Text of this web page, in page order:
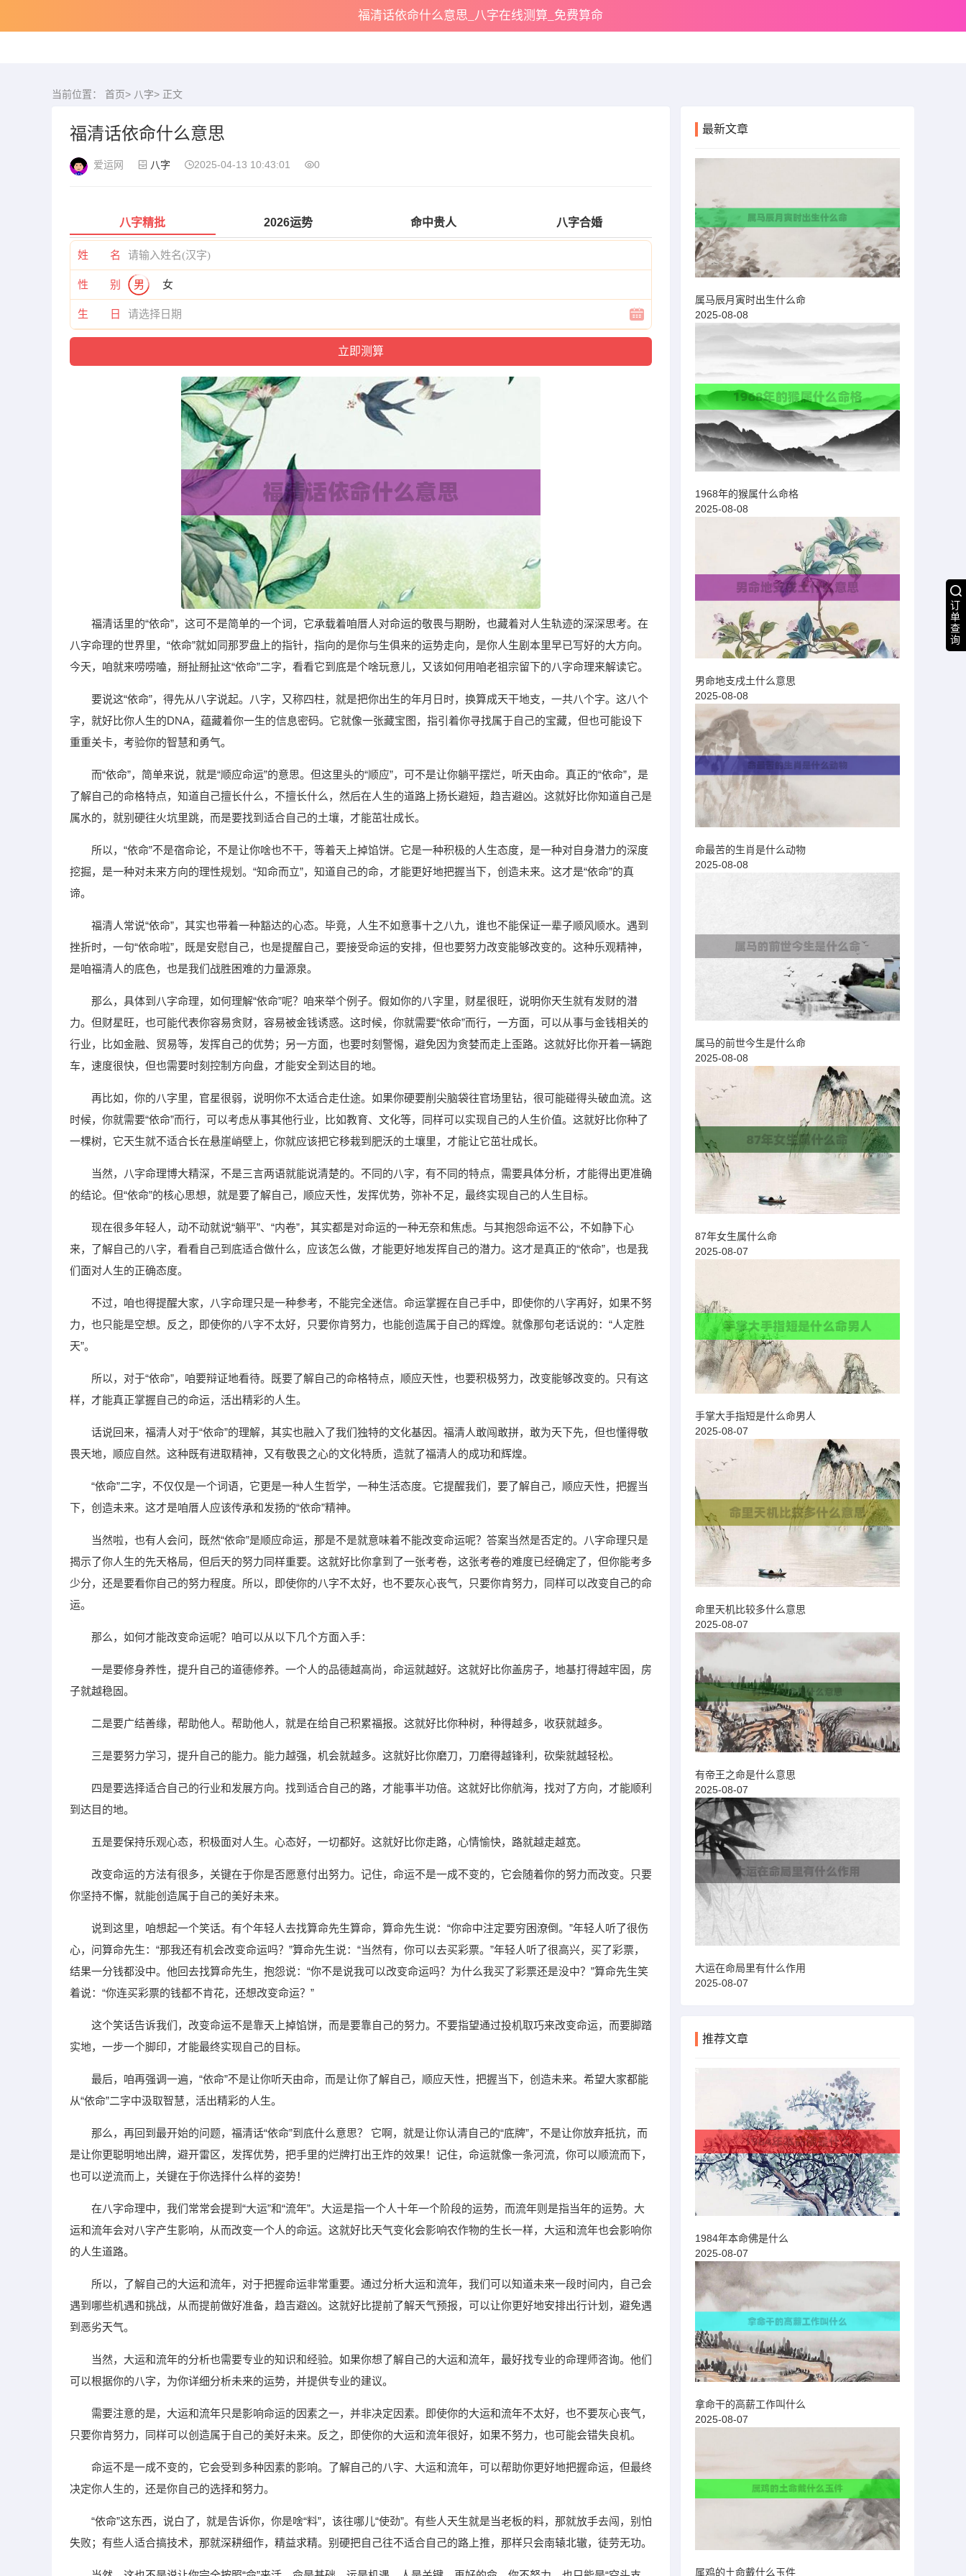
福清话依命什么意思_八字在线测算_免费算命
订
单
查
询
当前位置： 首页> 八字> 正文
福清话依命什么意思
爱运网 八字 2025-04-13 10:43:01 0
八字精批 2026运势 命中贵人 八字合婚
姓 名
性 别 男 女
生 日
福清话里的“依命”，这可不是简单的一个词，它承载着咱厝人对命运的敬畏与期盼，也藏着对人生轨迹的深深思考。在
八字命理的世界里，“依命”就如同那罗盘上的指针，指向的是你与生俱来的运势走向，是你人生剧本里早已写好的大方向。
今天，咱就来唠唠嗑，掰扯掰扯这“依命”二字，看看它到底是个啥玩意儿，又该如何用咱老祖宗留下的八字命理来解读它。
要说这“依命”，得先从八字说起。八字，又称四柱，就是把你出生的年月日时，换算成天干地支，一共八个字。这八个
字，就好比你人生的DNA，蕴藏着你一生的信息密码。它就像一张藏宝图，指引着你寻找属于自己的宝藏，但也可能设下
重重关卡，考验你的智慧和勇气。
而“依命”，简单来说，就是“顺应命运”的意思。但这里头的“顺应”，可不是让你躺平摆烂，听天由命。真正的“依命”，是
了解自己的命格特点，知道自己擅长什么，不擅长什么，然后在人生的道路上扬长避短，趋吉避凶。这就好比你知道自己是
属水的，就别硬往火坑里跳，而是要找到适合自己的土壤，才能茁壮成长。
所以，“依命”不是宿命论，不是让你啥也不干，等着天上掉馅饼。它是一种积极的人生态度，是一种对自身潜力的深度
挖掘，是一种对未来方向的理性规划。“知命而立”，知道自己的命，才能更好地把握当下，创造未来。这才是“依命”的真
谛。
福清人常说“依命”，其实也带着一种豁达的心态。毕竟，人生不如意事十之八九，谁也不能保证一辈子顺风顺水。遇到
挫折时，一句“依命啦”，既是安慰自己，也是提醒自己，要接受命运的安排，但也要努力改变能够改变的。这种乐观精神，
是咱福清人的底色，也是我们战胜困难的力量源泉。
那么，具体到八字命理，如何理解“依命”呢？咱来举个例子。假如你的八字里，财星很旺，说明你天生就有发财的潜
力。但财星旺，也可能代表你容易贪财，容易被金钱诱惑。这时候，你就需要“依命”而行，一方面，可以从事与金钱相关的
行业，比如金融、贸易等，发挥自己的优势；另一方面，也要时刻警惕，避免因为贪婪而走上歪路。这就好比你开着一辆跑
车，速度很快，但也需要时刻控制方向盘，才能安全到达目的地。
再比如，你的八字里，官星很弱，说明你不太适合走仕途。如果你硬要削尖脑袋往官场里钻，很可能碰得头破血流。这
时候，你就需要“依命”而行，可以考虑从事其他行业，比如教育、文化等，同样可以实现自己的人生价值。这就好比你种了
一棵树，它天生就不适合长在悬崖峭壁上，你就应该把它移栽到肥沃的土壤里，才能让它茁壮成长。
当然，八字命理博大精深，不是三言两语就能说清楚的。不同的八字，有不同的特点，需要具体分析，才能得出更准确
的结论。但“依命”的核心思想，就是要了解自己，顺应天性，发挥优势，弥补不足，最终实现自己的人生目标。
现在很多年轻人，动不动就说“躺平”、“内卷”，其实都是对命运的一种无奈和焦虑。与其抱怨命运不公，不如静下心
来，了解自己的八字，看看自己到底适合做什么，应该怎么做，才能更好地发挥自己的潜力。这才是真正的“依命”，也是我
们面对人生的正确态度。
不过，咱也得提醒大家，八字命理只是一种参考，不能完全迷信。命运掌握在自己手中，即使你的八字再好，如果不努
力，也只能是空想。反之，即使你的八字不太好，只要你肯努力，也能创造属于自己的辉煌。就像那句老话说的：“人定胜
天”。
所以，对于“依命”，咱要辩证地看待。既要了解自己的命格特点，顺应天性，也要积极努力，改变能够改变的。只有这
样，才能真正掌握自己的命运，活出精彩的人生。
话说回来，福清人对于“依命”的理解，其实也融入了我们独特的文化基因。福清人敢闯敢拼，敢为天下先，但也懂得敬
畏天地，顺应自然。这种既有进取精神，又有敬畏之心的文化特质，造就了福清人的成功和辉煌。
“依命”二字，不仅仅是一个词语，它更是一种人生哲学，一种生活态度。它提醒我们，要了解自己，顺应天性，把握当
下，创造未来。这才是咱厝人应该传承和发扬的“依命”精神。
当然啦，也有人会问，既然“依命”是顺应命运，那是不是就意味着不能改变命运呢？答案当然是否定的。八字命理只是
揭示了你人生的先天格局，但后天的努力同样重要。这就好比你拿到了一张考卷，这张考卷的难度已经确定了，但你能考多
少分，还是要看你自己的努力程度。所以，即使你的八字不太好，也不要灰心丧气，只要你肯努力，同样可以改变自己的命
运。
那么，如何才能改变命运呢？咱可以从以下几个方面入手：
一是要修身养性，提升自己的道德修养。一个人的品德越高尚，命运就越好。这就好比你盖房子，地基打得越牢固，房
子就越稳固。
二是要广结善缘，帮助他人。帮助他人，就是在给自己积累福报。这就好比你种树，种得越多，收获就越多。
三是要努力学习，提升自己的能力。能力越强，机会就越多。这就好比你磨刀，刀磨得越锋利，砍柴就越轻松。
四是要选择适合自己的行业和发展方向。找到适合自己的路，才能事半功倍。这就好比你航海，找对了方向，才能顺利
到达目的地。
五是要保持乐观心态，积极面对人生。心态好，一切都好。这就好比你走路，心情愉快，路就越走越宽。
改变命运的方法有很多，关键在于你是否愿意付出努力。记住，命运不是一成不变的，它会随着你的努力而改变。只要
你坚持不懈，就能创造属于自己的美好未来。
说到这里，咱想起一个笑话。有个年轻人去找算命先生算命，算命先生说：“你命中注定要穷困潦倒。”年轻人听了很伤
心，问算命先生：“那我还有机会改变命运吗？”算命先生说：“当然有，你可以去买彩票。”年轻人听了很高兴，买了彩票，
结果一分钱都没中。他回去找算命先生，抱怨说：“你不是说我可以改变命运吗？为什么我买了彩票还是没中？”算命先生笑
着说：“你连买彩票的钱都不肯花，还想改变命运？”
这个笑话告诉我们，改变命运不是靠天上掉馅饼，而是要靠自己的努力。不要指望通过投机取巧来改变命运，而要脚踏
实地，一步一个脚印，才能最终实现自己的目标。
最后，咱再强调一遍，“依命”不是让你听天由命，而是让你了解自己，顺应天性，把握当下，创造未来。希望大家都能
从“依命”二字中汲取智慧，活出精彩的人生。
那么，再回到最开始的问题，福清话“依命”到底什么意思？ 它啊，就是让你认清自己的“底牌”，不是让你放弃抵抗，而
是让你更聪明地出牌，避开雷区，发挥优势，把手里的烂牌打出王炸的效果！记住，命运就像一条河流，你可以顺流而下，
也可以逆流而上，关键在于你选择什么样的姿势！
在八字命理中，我们常常会提到“大运”和“流年”。大运是指一个人十年一个阶段的运势，而流年则是指当年的运势。大
运和流年会对八字产生影响，从而改变一个人的命运。这就好比天气变化会影响农作物的生长一样，大运和流年也会影响你
的人生道路。
所以，了解自己的大运和流年，对于把握命运非常重要。通过分析大运和流年，我们可以知道未来一段时间内，自己会
遇到哪些机遇和挑战，从而提前做好准备，趋吉避凶。这就好比提前了解天气预报，可以让你更好地安排出行计划，避免遇
到恶劣天气。
当然，大运和流年的分析也需要专业的知识和经验。如果你想了解自己的大运和流年，最好找专业的命理师咨询。他们
可以根据你的八字，为你详细分析未来的运势，并提供专业的建议。
需要注意的是，大运和流年只是影响命运的因素之一，并非决定因素。即使你的大运和流年不太好，也不要灰心丧气，
只要你肯努力，同样可以创造属于自己的美好未来。反之，即使你的大运和流年很好，如果不努力，也可能会错失良机。
命运不是一成不变的，它会受到多种因素的影响。了解自己的八字、大运和流年，可以帮助你更好地把握命运，但最终
决定你人生的，还是你自己的选择和努力。
“依命”这东西，说白了，就是告诉你，你是啥“料”，该往哪儿“使劲”。有些人天生就是当老板的料，那就放手去闯，别怕
失败；有些人适合搞技术，那就深耕细作，精益求精。别硬把自己往不适合自己的路上推，那样只会南辕北辙，徒劳无功。
最新文章
属马辰月寅时出生什么命
2025-08-08
1968年的猴属什么命格
2025-08-08
男命地支戌土什么意思
2025-08-08
命最苦的生肖是什么动物
2025-08-08
属马的前世今生是什么命
2025-08-08
87年女生属什么命
2025-08-07
手掌大手指短是什么命男人
2025-08-07
命里天机比较多什么意思
2025-08-07
有帝王之命是什么意思
2025-08-07
大运在命局里有什么作用
2025-08-07
推荐文章
1984年本命佛是什么
2025-08-07
拿命干的高薪工作叫什么
2025-08-07
属鸡的土命戴什么玉件